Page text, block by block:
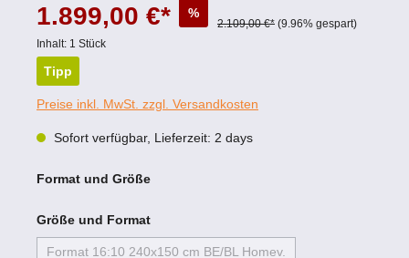
1.899,00 €* %
2.109,00 €* (9.96% gespart)
Inhalt: 1 Stück
Tipp
Preise inkl. MwSt. zzgl. Versandkosten
Sofort verfügbar, Lieferzeit: 2 days
Format und Größe
Größe und Format
Format 16:10 240x150 cm BE/BL Homev.